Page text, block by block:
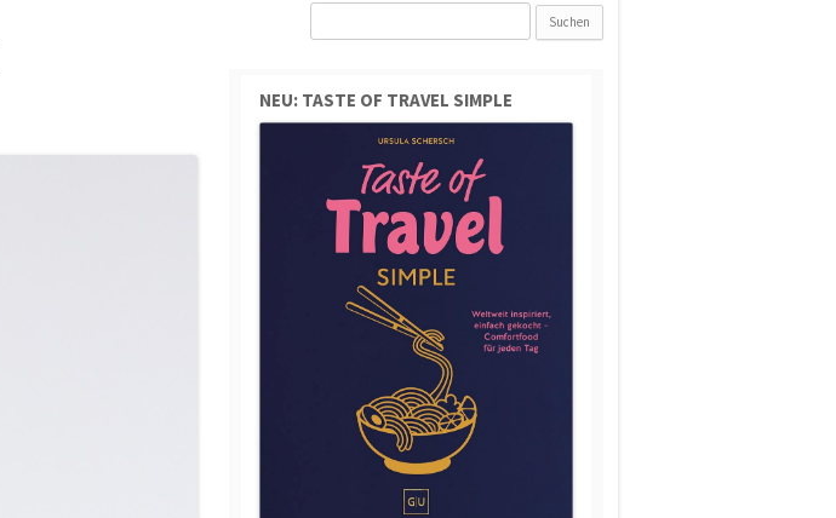
NEU: TASTE OF TRAVEL SIMPLE